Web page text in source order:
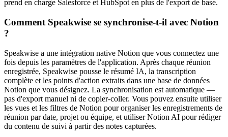
prend en charge Salesforce et HubSpot en plus de l'export de base.
Comment Speakwise se synchronise-t-il avec Notion
?
Speakwise a une intégration native Notion que vous connectez une
fois depuis les paramètres de l'application. Après chaque réunion
enregistrée, Speakwise pousse le résumé IA, la transcription
complète et les points d'action extraits dans une base de données
Notion que vous désignez. La synchronisation est automatique —
pas d'export manuel ni de copier-coller. Vous pouvez ensuite utiliser
les vues et les filtres de Notion pour organiser les enregistrements de
réunion par date, projet ou équipe, et utiliser Notion AI pour rédiger
du contenu de suivi à partir des notes capturées.